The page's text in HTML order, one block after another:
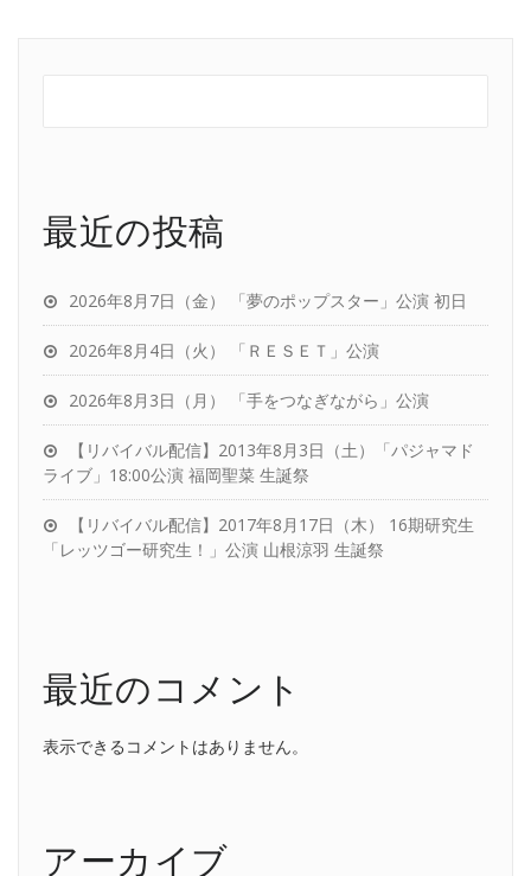
最近の投稿
2026年8月7日（金） 「夢のポップスター」公演 初日
2026年8月4日（火） 「ＲＥＳＥＴ」公演
2026年8月3日（月） 「手をつなぎながら」公演
【リバイバル配信】2013年8月3日（土）「パジャマド
ライブ」18:00公演 福岡聖菜 生誕祭
【リバイバル配信】2017年8月17日（木） 16期研究生
「レッツゴー研究生！」公演 山根涼羽 生誕祭
最近のコメント
表示できるコメントはありません。
アーカイブ